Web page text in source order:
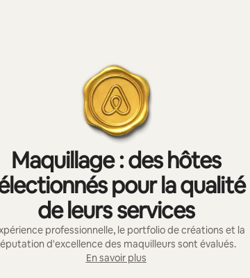
Maquillage : des hôtes
pour la qualité
de leurs services
professionnelle, le portfolio de créations et la
d'excellence des maquilleurs sont évalués.
En savoir plus